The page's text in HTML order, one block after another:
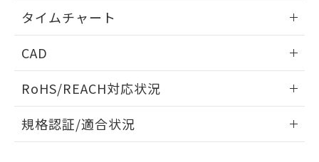
タイムチャート
CAD
ドすることができます。
ログイン/会員登録
RoHS/REACH対応状況
EU RoHS 注意事項・凡例
規格認証/適合状況
欄に対応日を記載しておりました。
既に当社にて対応品への在庫切替を完了
り、2022年1月12日より割愛しておりま
す。